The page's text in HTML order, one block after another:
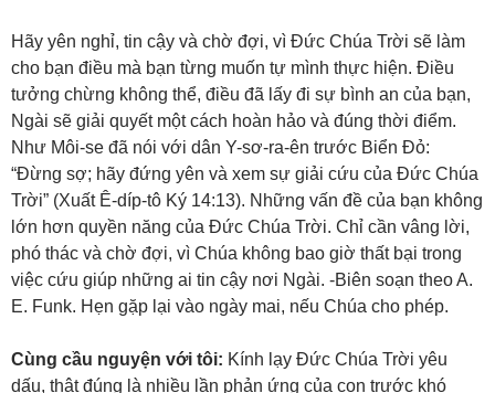
Hãy yên nghỉ, tin cậy và chờ đợi, vì Đức Chúa Trời sẽ làm
cho bạn điều mà bạn từng muốn tự mình thực hiện. Điều
tưởng chừng không thể, điều đã lấy đi sự bình an của bạn,
Ngài sẽ giải quyết một cách hoàn hảo và đúng thời điểm.
Như Môi-se đã nói với dân Y-sơ-ra-ên trước Biển Đỏ:
“Đừng sợ; hãy đứng yên và xem sự giải cứu của Đức Chúa
Trời” (Xuất Ê-díp-tô Ký 14:13). Những vấn đề của bạn không
lớn hơn quyền năng của Đức Chúa Trời. Chỉ cần vâng lời,
phó thác và chờ đợi, vì Chúa không bao giờ thất bại trong
việc cứu giúp những ai tin cậy nơi Ngài. -Biên soạn theo A.
E. Funk. Hẹn gặp lại vào ngày mai, nếu Chúa cho phép.
Cùng cầu nguyện với tôi: Kính lạy Đức Chúa Trời yêu
dấu, thật đúng là nhiều lần phản ứng của con trước khó